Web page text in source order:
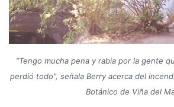
“Tengo mucha pena y rabia por la gente
perdió todo”, señala Berry acerca del
Botánico de Viña del